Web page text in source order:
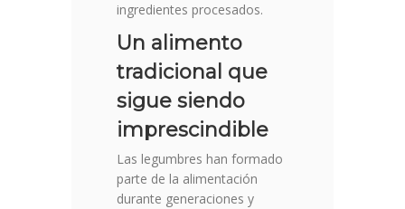
ingredientes procesados.
Un alimento
tradicional que
sigue siendo
imprescindible
Las legumbres han formado
parte de la alimentación
durante generaciones y